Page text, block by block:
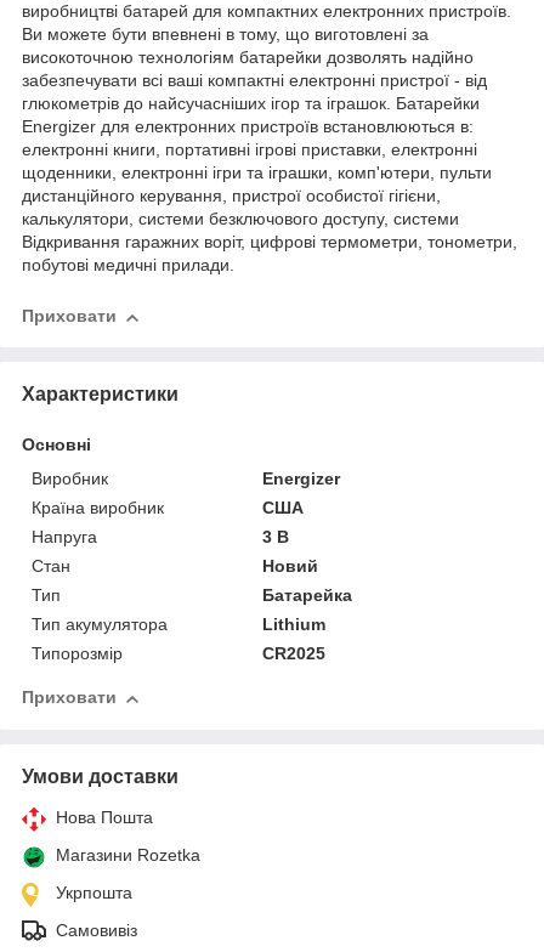
виробництві батарей для компактних електронних пристроїв.
Ви можете бути впевнені в тому, що виготовлені за
високоточною технологіям батарейки дозволять надійно
забезпечувати всі ваші компактні електронні пристрої - від
глюкометрів до найсучасніших ігор та іграшок. Батарейки
Energizer для електронних пристроїв встановлюються в:
електронні книги, портативні ігрові приставки, електронні
щоденники, електронні ігри та іграшки, комп'ютери, пульти
дистанційного керування, пристрої особистої гігієни,
калькулятори, системи безключового доступу, системи
Відкривання гаражних воріт, цифрові термометри, тонометри,
побутові медичні прилади.
Приховати
Характеристики
Основні
Виробник
Energizer
Країна виробник
США
Напруга
3 В
Стан
Новий
Тип
Батарейка
Тип акумулятора
Lithium
Типорозмір
CR2025
Приховати
Умови доставки
Нова Пошта
Магазини Rozetka
Укрпошта
Самовивіз